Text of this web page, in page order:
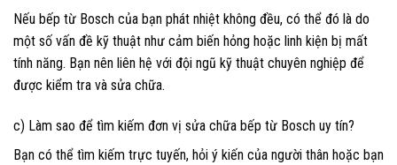
Nếu bếp từ Bosch của bạn phát nhiệt không đều, có thể đó là do
một số vấn đề kỹ thuật như cảm biến hỏng hoặc linh kiện bị mất
tính năng. Bạn nên liên hệ với đội ngũ kỹ thuật chuyên nghiệp để
được kiểm tra và sửa chữa.
c) Làm sao để tìm kiếm đơn vị sửa chữa bếp từ Bosch uy tín?
Bạn có thể tìm kiếm trực tuyến, hỏi ý kiến của người thân hoặc bạn